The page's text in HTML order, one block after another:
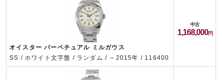
オイスター パーペチュアル ミルガウス
SS / ホワイト文字盤 / ランダム / ～2015年 / 116400
中古
1,168,000